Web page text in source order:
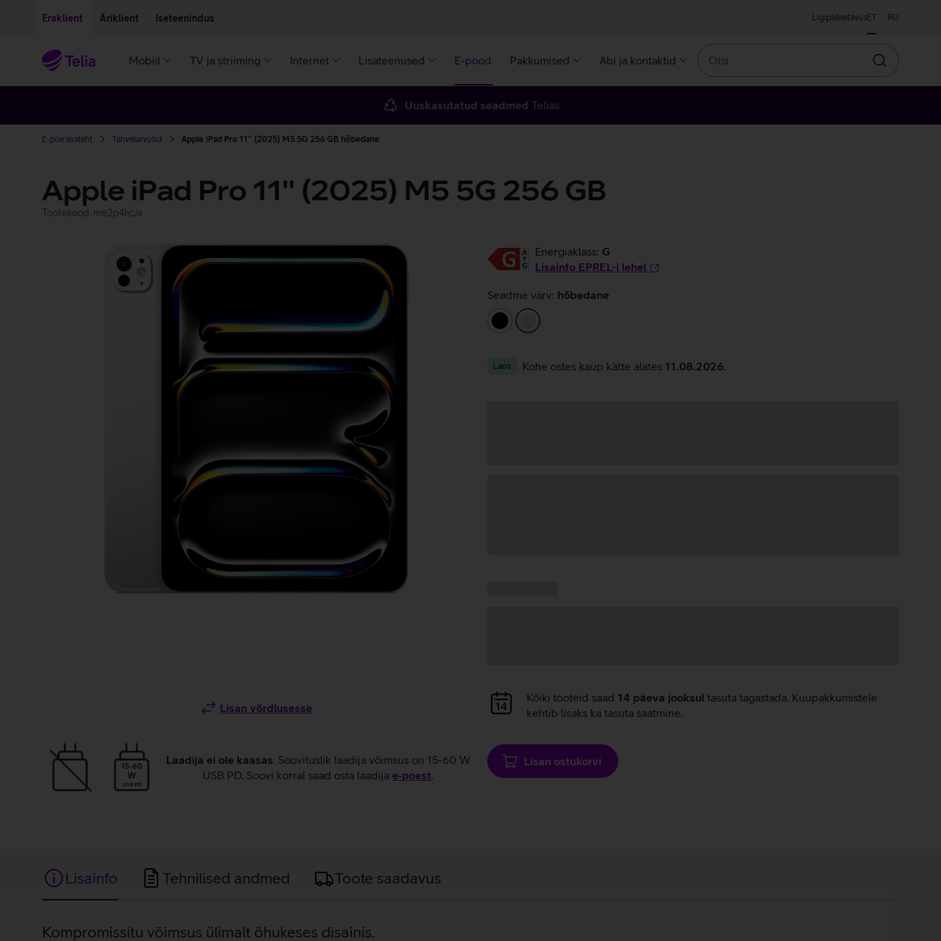
Eraklient Äriklient Iseteenindus LigipääsetavusET RU
Mobiil TV ja striiming Internet Lisateenused E-pood Pakkumised Abi ja kontaktid
Otsin
Uuskasutatud seadmed Telias
E-poe avaleht Tahvelarvutid Apple iPad Pro 11'' (2025) M5 5G 256 GB hõbedane
Apple iPad Pro 11'' (2025) M5 5G 256 GB
Tootekood: me2p4hc/a
Lisan võrdlusesse
15-60
W
USB PD
Laadija ei ole kaasas. Soovituslik laadija võimsus on 15-60 W
USB PD. Soovi korral saad osta laadija e‑poest.
Energiaklass: G
Lisainfo EPREL-i lehel
Seadme värv: hõbedane
must
hõbedane
Laos Kohe ostes kaup kätte alates 11.08.2026
Andmete
laadimine
Kõiki tooteid saad 14 päeva jooksul tasuta tagastada. Kuupakkumistele
kehtib lisaks ka tasuta saatmine.
Lisan ostukorvi
Lisainfo Tehnilised andmed Toote saadavus
Kompromissitu võimsus ülimalt õhukeses disainis.